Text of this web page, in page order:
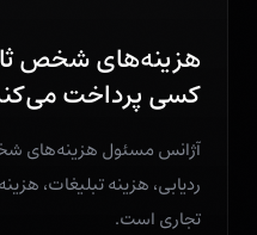
هزینه‌های شخص
کسی پرداخت
ردیابی، هزینه تبلیغات،
تجاری است.